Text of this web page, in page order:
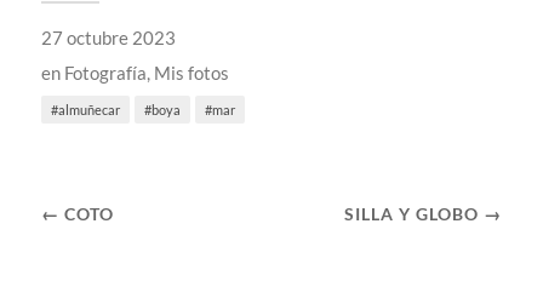
27 octubre 2023
en Fotografía, Mis fotos
almuñecar boya mar
← COTO SILLA Y GLOBO →